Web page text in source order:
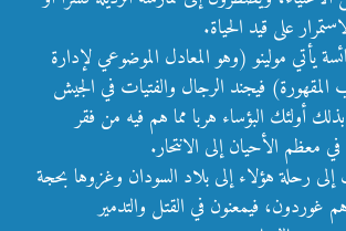
على قيد الحياة.
يأتي مولينو (وهو المعادل الموضوعي لإدارة
المقهورة) فيجند الرجال والفتيات في الجيش
أولئك البؤساء هربا مما هم فيه من فقر
معظم الأحيان إلى الانتحار.
إلى رحلة هؤلاء إلى بلاد السودان وغزوها بحجة
غوردون، فيمعنون في القتل والتدمير